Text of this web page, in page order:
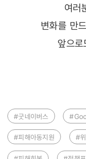
여러
변화를 만
앞으
#굿네이버스
#피해아동지원 #